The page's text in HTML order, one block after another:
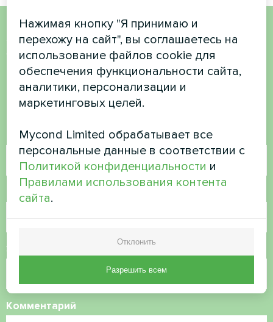
Хотите купить или у вас
есть вопросы?
Свяжитесь с нами, и мы поможем вам
Имя
Номер телефона
Электронная почта
Комментарий
Нажимая кнопку "Я принимаю и
перехожу на сайт", вы соглашаетесь на
использование файлов cookie для
обеспечения функциональности сайта,
аналитики, персонализации и
маркетинговых целей.
Mycond Limited обрабатывает все
персональные данные в соответствии с
Политикой конфиденциальности и
Правилами использования контента
сайта.
Отклонить
Разрешить всем